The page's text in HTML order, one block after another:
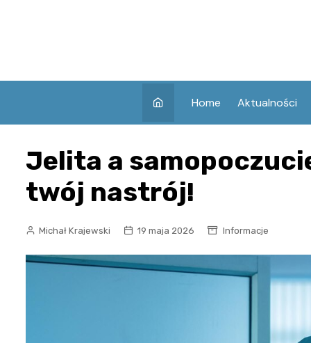
Home Aktualności
Jelita a
twój nastrój!
Michał Krajewski 19 maja 2026 Informacje